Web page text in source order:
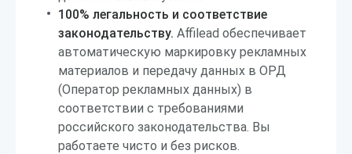
100% легальность и соответствие
законодательству. Affilead обеспечивает
автоматическую маркировку рекламных
материалов и передачу данных в ОРД
(Оператор рекламных данных) в
соответствии с требованиями
российского законодательства. Вы
работаете чисто и без рисков.